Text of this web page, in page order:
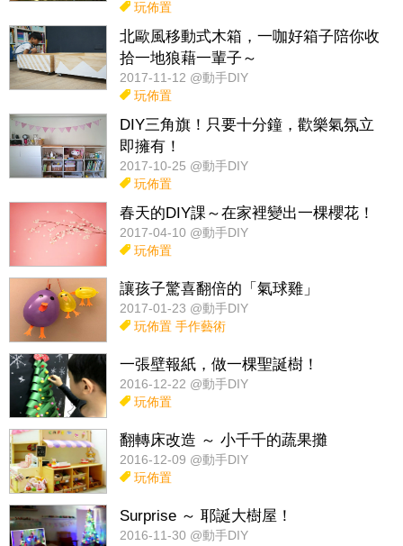
玩佈置
北歐風移動式木箱，一咖好箱子陪你收
拾一地狼藉一輩子～
2017-11-12 @動手DIY
玩佈置
DIY三角旗！只要十分鐘，歡樂氣氛立
即擁有！
2017-10-25 @動手DIY
玩佈置
春天的DIY課～在家裡變出一棵櫻花！
2017-04-10 @動手DIY
玩佈置
讓孩子驚喜翻倍的「氣球雞」
2017-01-23 @動手DIY
玩佈置 手作藝術
一張壁報紙，做一棵聖誕樹！
2016-12-22 @動手DIY
玩佈置
翻轉床改造 ～ 小千千的蔬果攤
2016-12-09 @動手DIY
玩佈置
Surprise ～ 耶誕大樹屋！
2016-11-30 @動手DIY